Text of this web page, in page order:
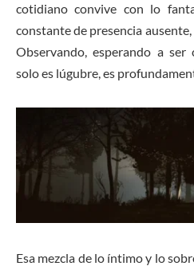
cotidiano convive con lo
constante de presencia
Observando, esperando a ser
solo es lúgubre, es
Esa mezcla de lo íntimo y lo